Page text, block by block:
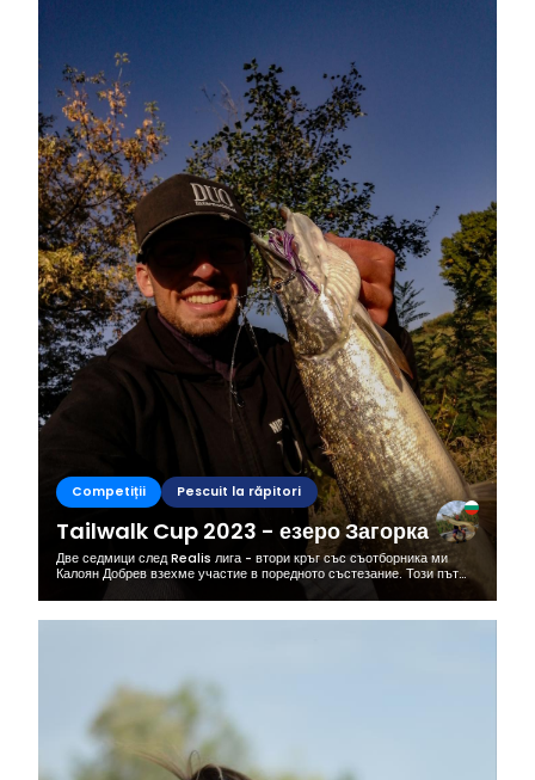
Competiții Pescuit la răpitori
Tailwalk Cup 2023 - езеро Загорка
Две седмици след Realis лига - втори кръг със съотборника ми
Калоян Добрев взехме участие в поредното състезание. Този път
състезанието за нас протече по различен начин, като всеки игра...